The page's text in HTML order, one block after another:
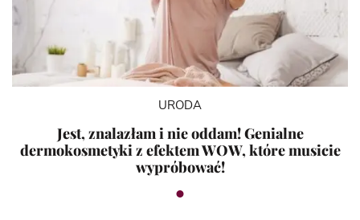
URODA
Jest, znalazłam i nie oddam! Genialne
dermokosmetyki z efektem WOW, które musicie
wypróbować!